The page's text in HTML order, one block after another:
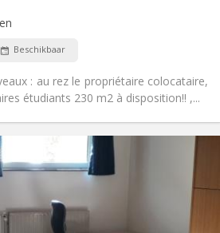
Beschikbaar
: au rez le propriétaire colocataire,
étudiants 230 m2 à disposition!! ,...
Praktische Informatie
Huur:
Kosten:
Duur:
Domiciliëring: